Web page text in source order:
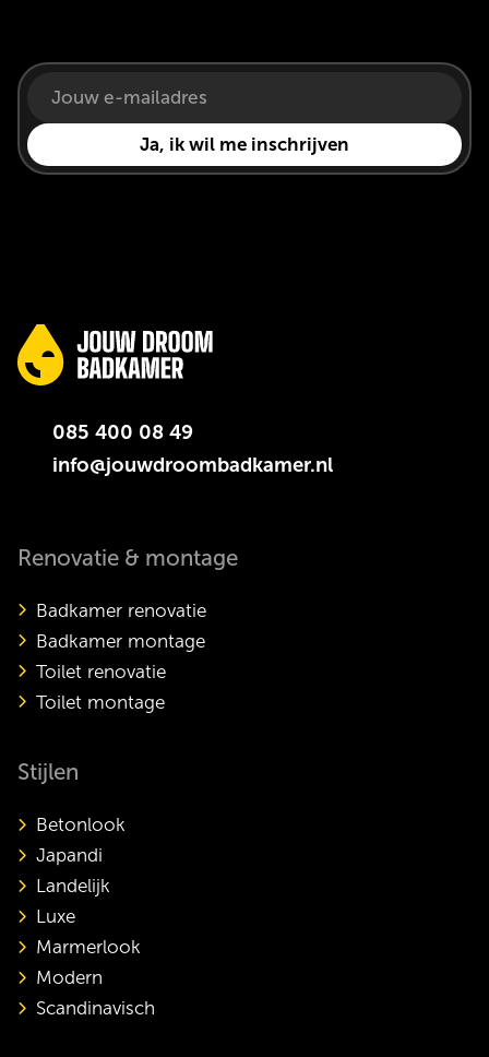
085 400 08 49
info@jouwdroombadkamer.nl
Renovatie & montage
Badkamer renovatie
Badkamer montage
Toilet renovatie
Toilet montage
Stijlen
Betonlook
Japandi
Landelijk
Luxe
Marmerlook
Modern
Scandinavisch